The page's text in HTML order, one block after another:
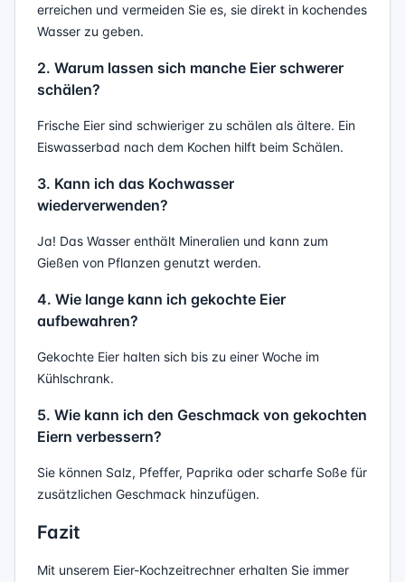
erreichen und vermeiden Sie es, sie direkt in kochendes
Wasser zu geben.
2. Warum lassen sich manche Eier schwerer
schälen?
Frische Eier sind schwieriger zu schälen als ältere. Ein
Eiswasserbad nach dem Kochen hilft beim Schälen.
3. Kann ich das Kochwasser
wiederverwenden?
Ja! Das Wasser enthält Mineralien und kann zum
Gießen von Pflanzen genutzt werden.
4. Wie lange kann ich gekochte Eier
aufbewahren?
Gekochte Eier halten sich bis zu einer Woche im
Kühlschrank.
5. Wie kann ich den Geschmack von gekochten
Eiern verbessern?
Sie können Salz, Pfeffer, Paprika oder scharfe Soße für
zusätzlichen Geschmack hinzufügen.
Fazit
Mit unserem Eier-Kochzeitrechner erhalten Sie immer